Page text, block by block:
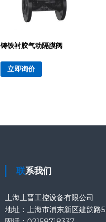
铸铁衬胶气动隔膜阀
立即询价
联系我们
上海上晋工控设备有限公司
地址：上海市浦东新区建韵路